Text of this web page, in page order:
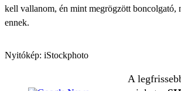
kell vallanom, én mint megrögzött boncolgató,
ennek.
Nyitókép: iStockphoto
A